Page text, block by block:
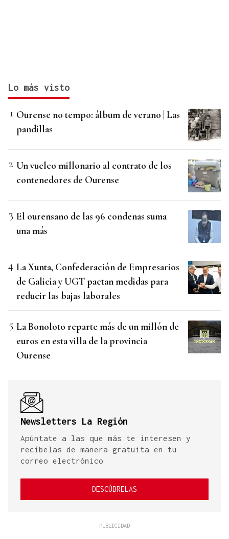
Lo más visto
Ourense no tempo: álbum de verano | Las
pandillas
Un vuelco millonario al contrato de los
contenedores de Ourense
El ourensano de las 96 condenas suma
una más
La Xunta, Confederación de Empresarios
de Galicia y UGT pactan medidas para
reducir las bajas laborales
La Bonoloto reparte más de un millón de
euros en esta villa de la provincia
Ourense
Newsletters La Región
Apúntate a las que más te interesen y
recíbelas de manera gratuita en tu
correo electrónico
DESCÚBRELAS